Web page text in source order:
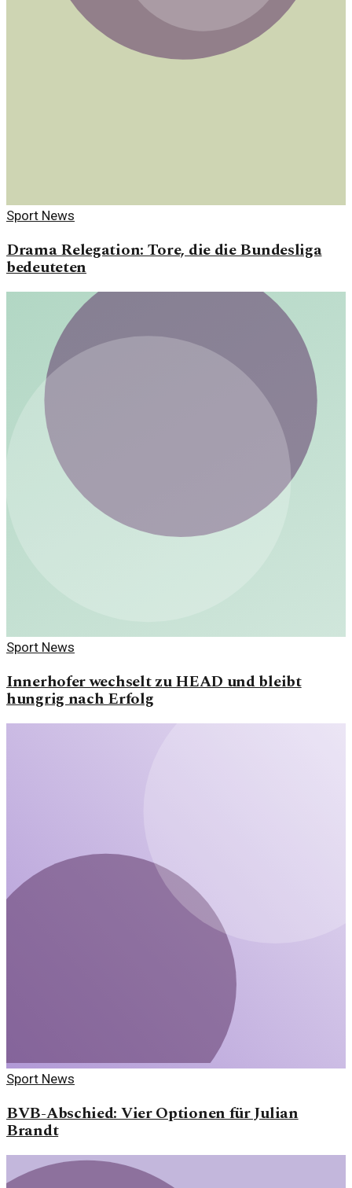
Sport News
Drama Relegation: Tore, die die Bundesliga
bedeuteten
Sport News
Innerhofer wechselt zu HEAD und bleibt
hungrig nach Erfolg
Sport News
BVB-Abschied: Vier Optionen für Julian
Brandt